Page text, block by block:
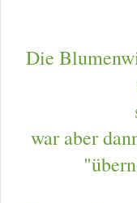
Die
war aber